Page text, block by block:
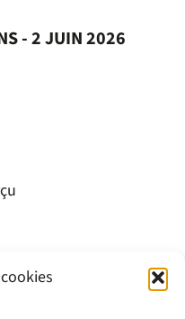
- 2 JUIN 2026